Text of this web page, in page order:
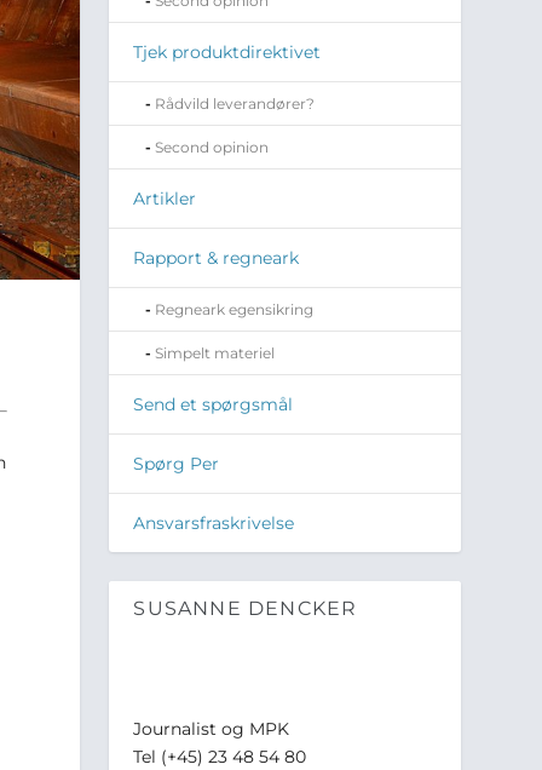
Tjek produktdirektivet
Rådvild leverandører?
Second opinion
Artikler
Rapport & regneark
Regneark egensikring
Simpelt materiel
Send et spørgsmål
Spørg Per
Ansvarsfraskrivelse
SUSANNE DENCKER
Journalist og MPK
Tel (+45) 23 48 54 80